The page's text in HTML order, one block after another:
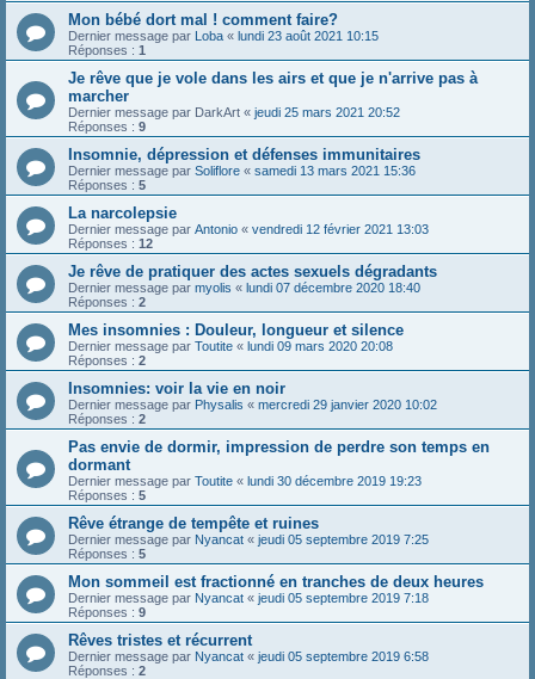
Mon bébé dort mal ! comment faire?
Dernier message par Loba « lundi 23 août 2021 10:15
Réponses : 1
Je rêve que je vole dans les airs et que je n'arrive pas à
marcher
Dernier message par DarkArt « jeudi 25 mars 2021 20:52
Réponses : 9
Insomnie, dépression et défenses immunitaires
Dernier message par Soliflore « samedi 13 mars 2021 15:36
Réponses : 5
La narcolepsie
Dernier message par Antonio « vendredi 12 février 2021 13:03
Réponses : 12
Je rêve de pratiquer des actes sexuels dégradants
Dernier message par myolis « lundi 07 décembre 2020 18:40
Réponses : 2
Mes insomnies : Douleur, longueur et silence
Dernier message par Toutite « lundi 09 mars 2020 20:08
Réponses : 2
Insomnies: voir la vie en noir
Dernier message par Physalis « mercredi 29 janvier 2020 10:02
Réponses : 2
Pas envie de dormir, impression de perdre son temps en
dormant
Dernier message par Toutite « lundi 30 décembre 2019 19:23
Réponses : 5
Rêve étrange de tempête et ruines
Dernier message par Nyancat « jeudi 05 septembre 2019 7:25
Réponses : 5
Mon sommeil est fractionné en tranches de deux heures
Dernier message par Nyancat « jeudi 05 septembre 2019 7:18
Réponses : 9
Rêves tristes et récurrent
Dernier message par Nyancat « jeudi 05 septembre 2019 6:58
Réponses : 2